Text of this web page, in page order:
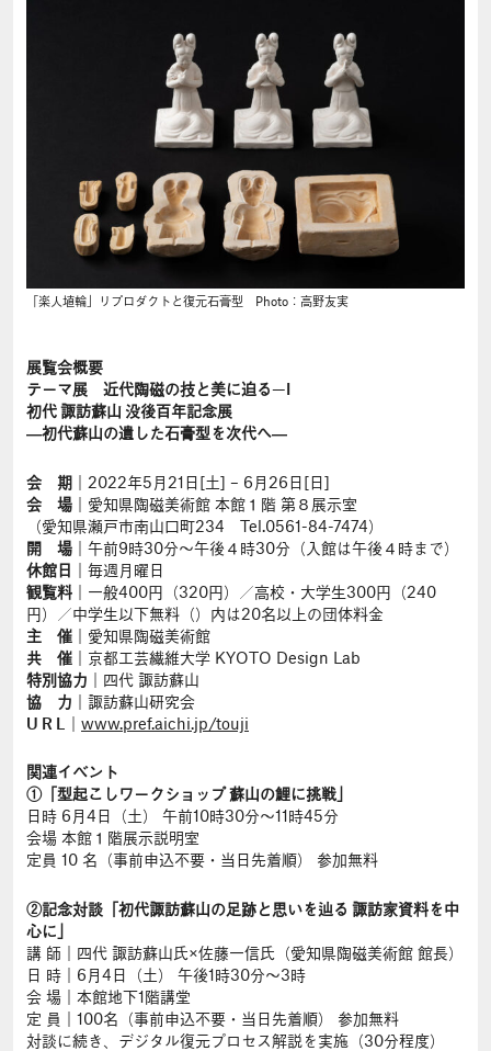
「楽人埴輪」リプロダクトと復元石膏型 Photo：高野友実
展覧会概要
テーマ展 近代陶磁の技と美に迫る—I
初代 諏訪蘇山 没後百年記念展
―初代蘇山の遺した石膏型を次代へ―
会 期
｜2022年5月21日[土] – 6月26日[日]
会 場 ｜愛知県陶磁美術館 本館１階 第８展示室
（愛知県瀬戸市南山口町234 Tel.0561-84-7474）
開 場 ｜午前9時30分～午後４時30分（入館は午後４時まで）
休館日
｜毎週月曜日
観覧料 ｜一般400円（320円）／高校・大学生300円（240
円）／中学生以下無料（）内は20名以上の団体料金
主 催 ｜愛知県陶磁美術館
共 催 ｜京都工芸繊維大学 KYOTO Design Lab
特別協力 ｜四代 諏訪蘇山
協 力 ｜諏訪蘇山研究会
U R L
www.pref.aichi.jp/touji
関連イベント
①「型起こしワークショップ 蘇山の鯉に挑戦」
日時 6月4日（土） 午前10時30分～11時45分
会場 本館１階展示説明室
定員 10 名（事前申込不要・当日先着順） 参加無料
②記念対談「初代諏訪蘇山の足跡と思いを辿る 諏訪家資料を中
心に」
講 師｜四代 諏訪蘇山氏×佐藤一信氏（愛知県陶磁美術館 館長）
日 時｜6月4日（土） 午後1時30分～3時
会 場｜本館地下1階講堂
定 員｜100名（事前申込不要・当日先着順） 参加無料
対談に続き、デジタル復元プロセス解説を実施（30分程度）